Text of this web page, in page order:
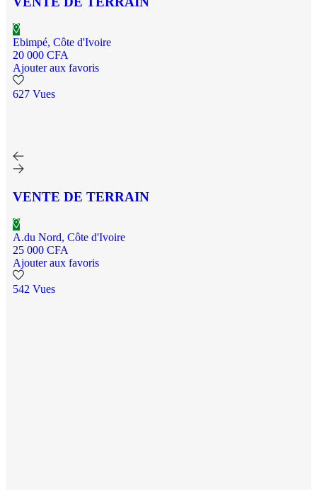
Ebimpé, Côte d'Ivoire
20 000 CFA
Ajouter aux favoris
627 Vues
VENTE DE TERRAIN
A.du Nord, Côte d'Ivoire
25 000 CFA
Ajouter aux favoris
542 Vues